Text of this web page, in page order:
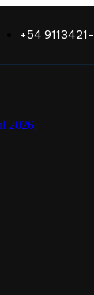
+54